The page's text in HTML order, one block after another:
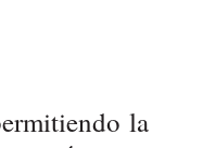
la